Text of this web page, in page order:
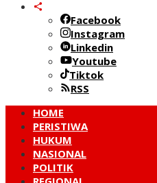
Facebook
Instagram
Linkedin
Youtube
Tiktok
RSS
HOME
PERISTIWA
HUKUM
NASIONAL
POLITIK